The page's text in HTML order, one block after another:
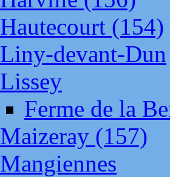
Hautecourt (154)
Liny-devant-Dun
Lissey
Ferme de la
Maizeray (157)
Mangiennes